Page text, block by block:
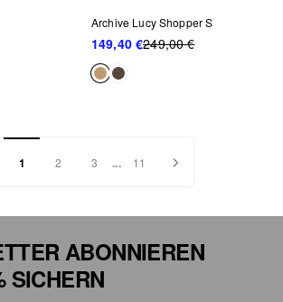
Archive Lucy Shopper S
149,40 €249,00 €
1 2 3 ... 11
ABONNIEREN
SICHERN